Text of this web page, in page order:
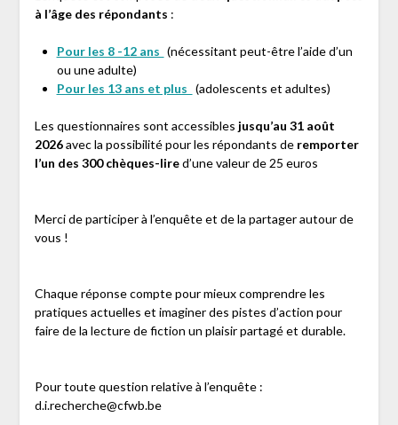
à l’âge des répondants :
Pour les 8 -12 ans (nécessitant peut-être l’aide d’un
ou une adulte)
Pour les 13 ans et plus (adolescents et adultes)
Les questionnaires sont accessibles jusqu’au 31 août
2026avec la possibilité pour les répondants deremporter
l’un des 300 chèques-lired’une valeur de 25 euros
Merci de participer à l’enquête et de la partager autour de
vous !
Chaque réponse compte pour mieux comprendre les
pratiques actuelles et imaginer des pistes d’action pour
faire de la lecture de fiction un plaisir partagé et durable.
Pour toute question relative à l’enquête :
d.i.recherche@cfwb.be